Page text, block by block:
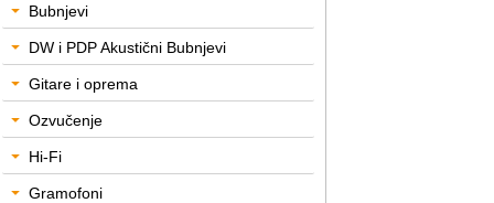
Bubnjevi
DW i PDP Akustični Bubnjevi
Gitare i oprema
Ozvučenje
Hi-Fi
Gramofoni